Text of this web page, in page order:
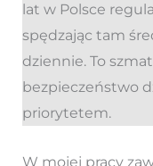
lat w Polsce
spędzając tam
dziennie. To
bezpieczeństwo
priorytetem.
W mojej pracy